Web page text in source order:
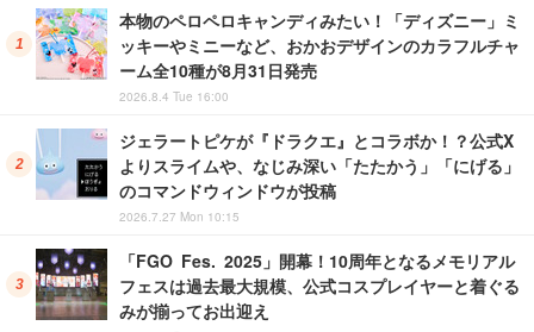
本物のペロペロキャンディみたい！「ディズニー」ミ
ッキーやミニーなど、おかおデザインのカラフルチャ
ーム全10種が8月31日発売
2026.8.4 Tue 16:00
ジェラートピケが『ドラクエ』とコラボか！？公式X
よりスライムや、なじみ深い「たたかう」「にげる」
のコマンドウィンドウが投稿
2026.7.27 Mon 10:15
「FGO Fes. 2025」開幕！10周年となるメモリアル
フェスは過去最大規模、公式コスプレイヤーと着ぐる
みが揃ってお出迎え